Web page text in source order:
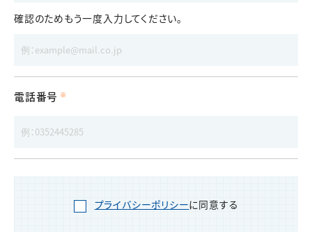
確認のためもう一度入力してください。
電話番号
プライバシーポリシーに同意する